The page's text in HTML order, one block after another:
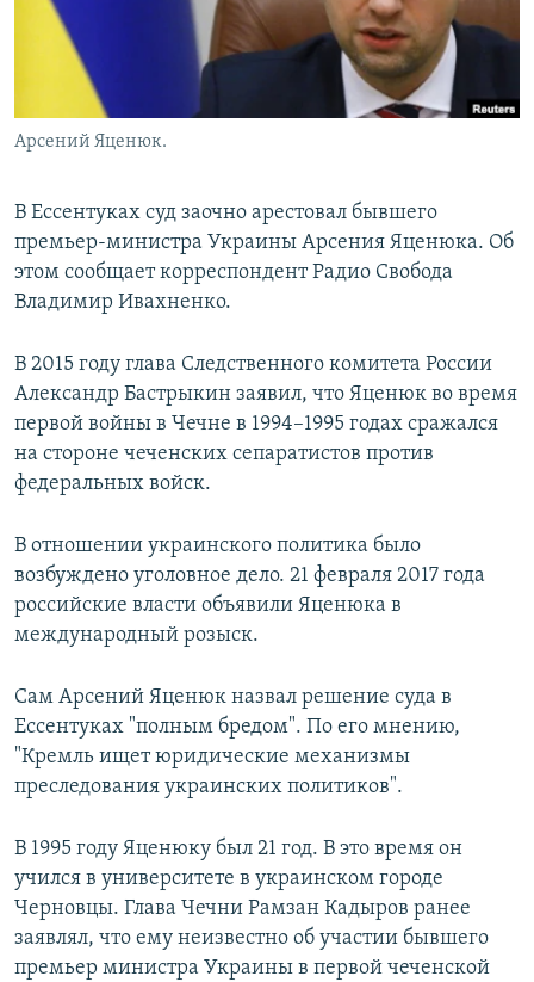
Арсений Яценюк.
В Ессентуках суд заочно арестовал бывшего
премьер-министра Украины Арсения Яценюка. Об
этом сообщает корреспондент Радио Свобода
Владимир Ивахненко.
В 2015 году глава Следственного комитета России
Александр Бастрыкин заявил, что Яценюк во время
первой войны в Чечне в 1994–1995 годах сражался
на стороне чеченских сепаратистов против
федеральных войск.
В отношении украинского политика было
возбуждено уголовное дело. 21 февраля 2017 года
российские власти объявили Яценюка в
международный розыск.
Сам Арсений Яценюк назвал решение суда в
Ессентуках "полным бредом". По его мнению,
"Кремль ищет юридические механизмы
преследования украинских политиков".
В 1995 году Яценюку был 21 год. В это время он
учился в университете в украинском городе
Черновцы. Глава Чечни Рамзан Кадыров ранее
заявлял, что ему неизвестно об участии бывшего
премьер министра Украины в первой чеченской